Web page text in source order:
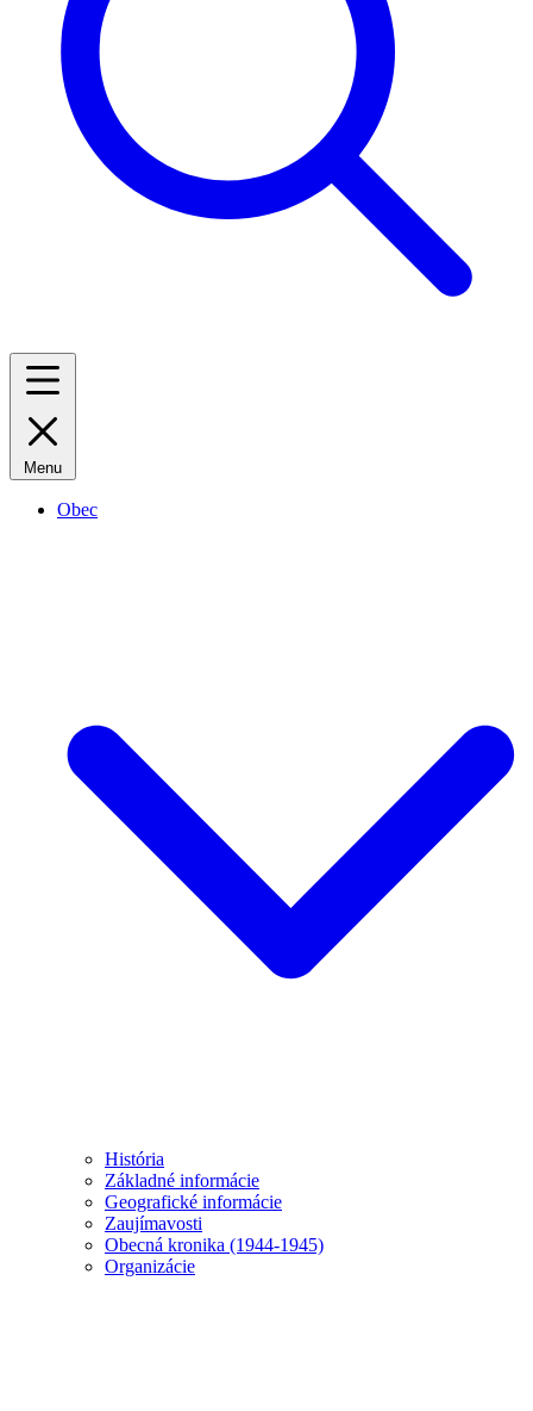
Menu
Obec
História
Základné informácie
Geografické informácie
Zaujímavosti
Obecná kronika (1944-1945)
Organizácie